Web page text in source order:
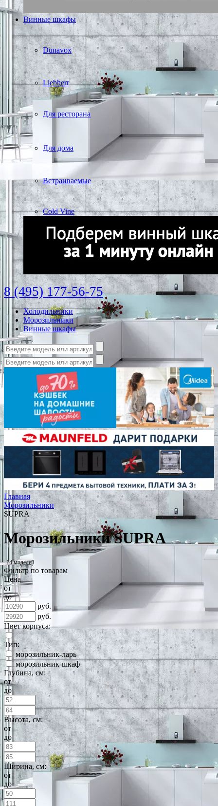
Винные шкафы
Dunavox
Liebherr
Для ресторана
Для дома
Встраиваемые
Cold Vine
8 (495) 177-56-75
Холодильники
Морозильники
Винные шкафы
Главная
Морозильники
SUPRA
Морозильники SUPRA
14 моделей
Фильтр по товарам
Цена
от
до
руб.
руб.
Цвет корпуса:
Тип:
морозильник-ларь
морозильник-шкаф
Глубина, см:
от
до
Высота, см:
от
до
Ширина, см:
от
до